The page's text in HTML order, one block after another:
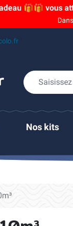
🎁🎁 vous
Nos kits